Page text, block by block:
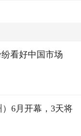
看好中国市场
6月开幕，3天将